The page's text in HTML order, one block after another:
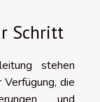
Schritt
stehen
die
und